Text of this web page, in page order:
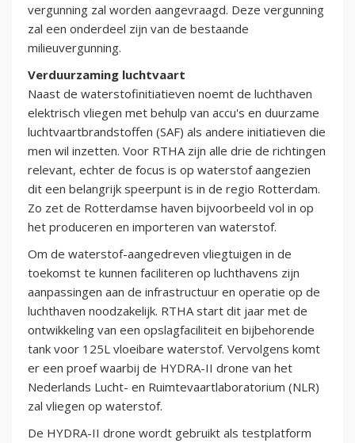
vergunning zal worden aangevraagd. Deze vergunning
zal een onderdeel zijn van de bestaande
milieuvergunning.
Verduurzaming luchtvaart
Naast de waterstofinitiatieven noemt de luchthaven
elektrisch vliegen met behulp van accu's en duurzame
luchtvaartbrandstoffen (SAF) als andere initiatieven die
men wil inzetten. Voor RTHA zijn alle drie de richtingen
relevant, echter de focus is op waterstof aangezien
dit een belangrijk speerpunt is in de regio Rotterdam.
Zo zet de Rotterdamse haven bijvoorbeeld vol in op
het produceren en importeren van waterstof.
Om de waterstof-aangedreven vliegtuigen in de
toekomst te kunnen faciliteren op luchthavens zijn
aanpassingen aan de infrastructuur en operatie op de
luchthaven noodzakelijk. RTHA start dit jaar met de
ontwikkeling van een opslagfaciliteit en bijbehorende
tank voor 125L vloeibare waterstof. Vervolgens komt
er een proef waarbij de HYDRA-II drone van het
Nederlands Lucht- en Ruimtevaartlaboratorium (NLR)
zal vliegen op waterstof.
De HYDRA-II drone wordt gebruikt als testplatform